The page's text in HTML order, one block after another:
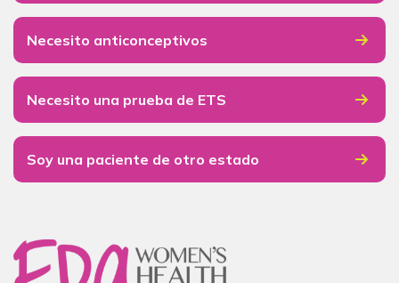
Necesito anticonceptivos
Necesito una prueba de ETS
Soy una paciente de otro estado